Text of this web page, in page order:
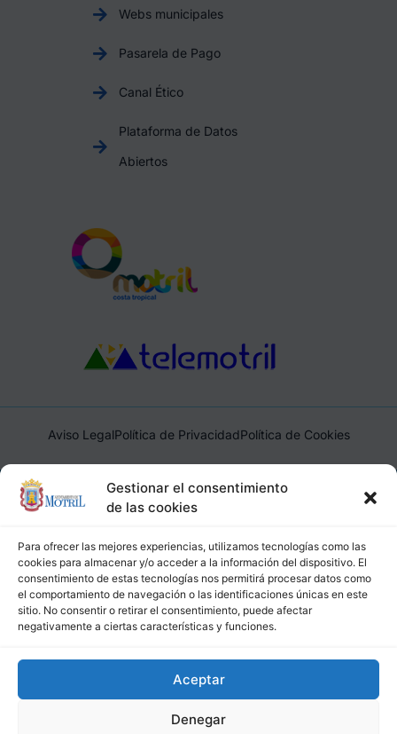
Gestionar el consentimiento
de las cookies
Para ofrecer las mejores experiencias, utilizamos tecnologías como las
cookies para almacenar y/o acceder a la información del dispositivo. El
consentimiento de estas tecnologías nos permitirá procesar datos como
el comportamiento de navegación o las identificaciones únicas en este
sitio. No consentir o retirar el consentimiento, puede afectar
negativamente a ciertas características y funciones.
Aceptar
Denegar
Webs municipales
Pasarela de Pago
Canal Ético
Plataforma de Datos
Abiertos
Aviso LegalPolítica de PrivacidadPolítica de Cookies
Ayuntamiento de Motril, Plaza de España, 1, 18600, Motril,
(Granada), CIF: P1814200J, DIR3: L01181400